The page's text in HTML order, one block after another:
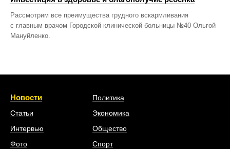
Рассмотрим все преимущества грудного вскармливания
с главным врачом Городской клинической больницы №40 Ольгой
Мануйленко.
Новости
Статьи
Интервью
Фото
Политика
Экономика
Общество
Спорт